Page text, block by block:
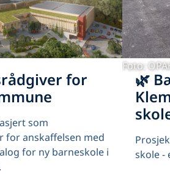
for
som
for anskaffelsen med
for ny barneskole i
Foto:
🌿
skole -